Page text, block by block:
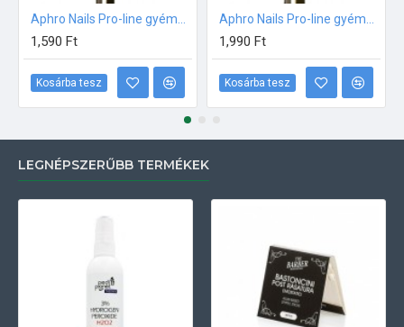
1,590 Ft
Kosárba tesz
1,990 Ft
Kosárba tesz
LEGNÉPSZERŰBB TERMÉKEK